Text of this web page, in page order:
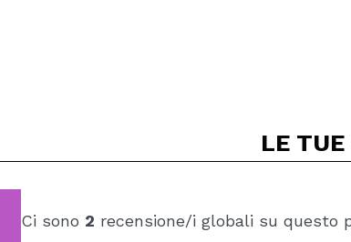
LE TUE
Ci sono 2 recensione/i globali su questo